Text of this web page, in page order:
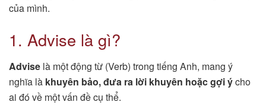
của mình.
1. Advise là gì?
Advise là một động từ (Verb) trong tiếng Anh, mang ý
nghĩa là khuyên bảo, đưa ra lời khuyên hoặc gợi ýcho
ai đó về một vấn đề cụ thể.